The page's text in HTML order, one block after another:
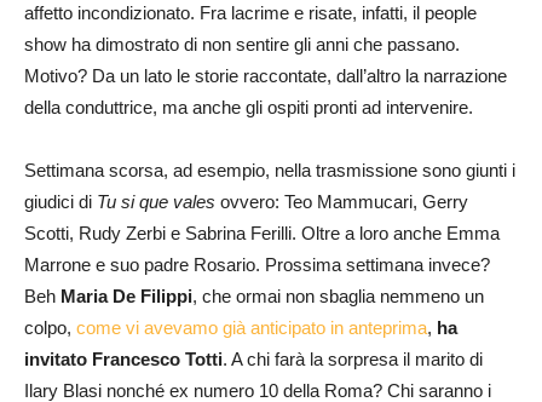
affetto incondizionato. Fra lacrime e risate, infatti, il people
show ha dimostrato di non sentire gli anni che passano.
Motivo? Da un lato le storie raccontate, dall’altro la narrazione
della conduttrice, ma anche gli ospiti pronti ad intervenire.
Settimana scorsa, ad esempio, nella trasmissione sono giunti i
giudici di Tu si que vales ovvero: Teo Mammucari, Gerry
Scotti, Rudy Zerbi e Sabrina Ferilli. Oltre a loro anche Emma
Marrone e suo padre Rosario. Prossima settimana invece?
Beh Maria De Filippi, che ormai non sbaglia nemmeno un
colpo, come vi avevamo già anticipato in anteprima, ha
invitato Francesco Totti. A chi farà la sorpresa il marito di
Ilary Blasi nonché ex numero 10 della Roma? Chi saranno i